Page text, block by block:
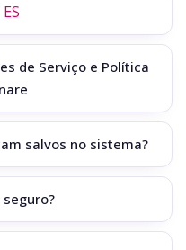
de Serviço e Política
salvos no sistema?